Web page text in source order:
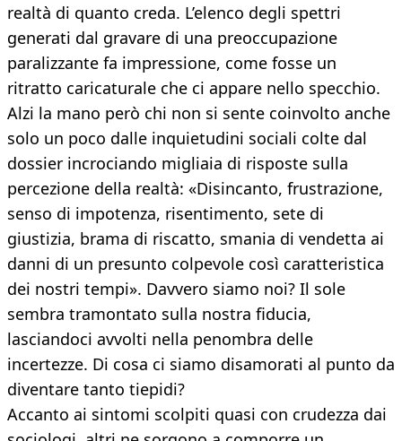
realtà di quanto creda. L’elenco degli spettri
generati dal gravare di una preoccupazione
paralizzante fa impressione, come fosse un
ritratto caricaturale che ci appare nello specchio.
Alzi la mano però chi non si sente coinvolto anche
solo un poco dalle inquietudini sociali colte dal
dossier incrociando migliaia di risposte sulla
percezione della realtà: «Disincanto, frustrazione,
senso di impotenza, risentimento, sete di
giustizia, brama di riscatto, smania di vendetta ai
danni di un presunto colpevole così caratteristica
dei nostri tempi». Davvero siamo noi? Il sole
sembra tramontato sulla nostra fiducia,
lasciandoci avvolti nella penombra delle
incertezze. Di cosa ci siamo disamorati al punto da
diventare tanto tiepidi?
Accanto ai sintomi scolpiti quasi con crudezza dai